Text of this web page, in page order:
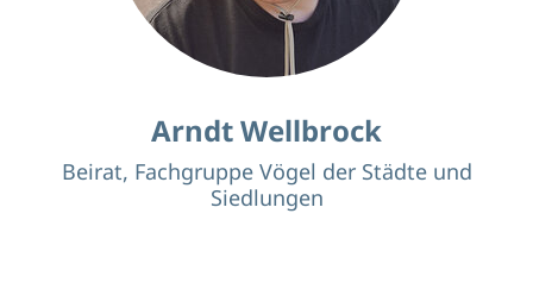
Arndt Wellbrock
Beirat, Fachgruppe Vögel der Städte und
Siedlungen